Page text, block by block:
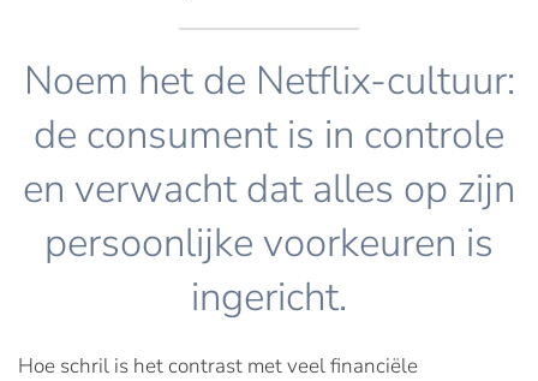
Noem het de Netflix-cultuur:
de consument is in controle
en verwacht dat alles op zijn
persoonlijke voorkeuren is
ingericht.
Hoe schril is het contrast met veel financiële